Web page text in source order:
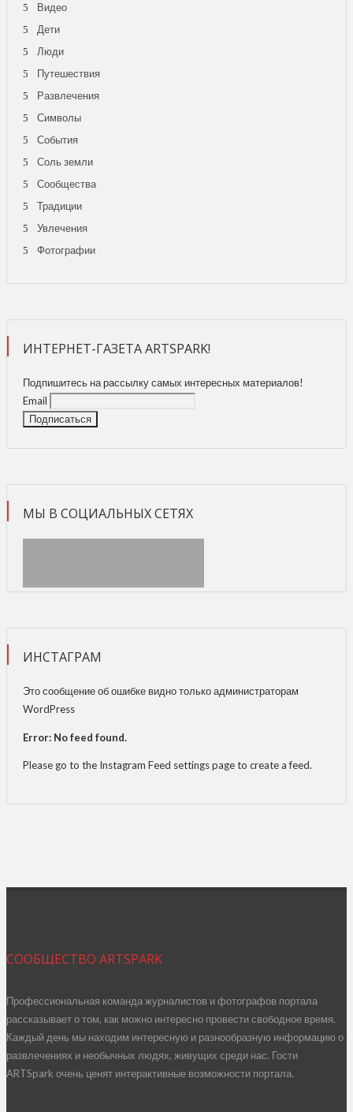
Видео
Дети
Люди
Путешествия
Развлечения
Символы
События
Соль земли
Сообщества
Традиции
Увлечения
Фотографии
ИНТЕРНЕТ-ГАЗЕТА ARTSPARK!
Подпишитесь на рассылку самых интересных материалов!
Email
МЫ В СОЦИАЛЬНЫХ СЕТЯХ
ИНСТАГРАМ
Это сообщение об ошибке видно только администраторам
WordPress
Error: No feed found.
Please go to the Instagram Feed settings page to create a feed.
СООБЩЕСТВО ARTSPARK
Профессиональная команда журналистов и фотографов портала
рассказывает о том, как можно интересно провести свободное время.
Каждый день мы находим интересную и разнообразную информацию о
развлечениях и необычных людях, живущих среди нас. Гости
ARTSpark очень ценят интерактивные возможности портала.